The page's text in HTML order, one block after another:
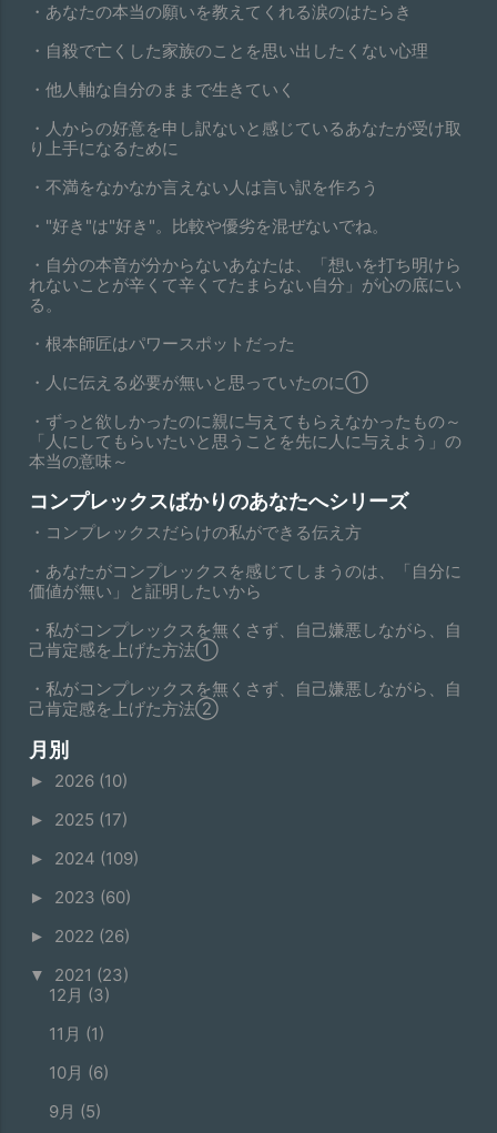
・あなたの本当の願いを教えてくれる涙のはたらき
・自殺で亡くした家族のことを思い出したくない心理
・他人軸な自分のままで生きていく
・人からの好意を申し訳ないと感じているあなたが受け取
り上手になるために
・不満をなかなか言えない人は言い訳を作ろう
・"好き"は"好き"。比較や優劣を混ぜないでね。
・自分の本音が分からないあなたは、「想いを打ち明けら
れないことが辛くて辛くてたまらない自分」が心の底にい
る。
・根本師匠はパワースポットだった
・人に伝える必要が無いと思っていたのに①
・ずっと欲しかったのに親に与えてもらえなかったもの～
「人にしてもらいたいと思うことを先に人に与えよう」の
本当の意味～
コンプレックスばかりのあなたへシリーズ
・コンプレックスだらけの私ができる伝え方
・あなたがコンプレックスを感じてしまうのは、「自分に
価値が無い」と証明したいから
・私がコンプレックスを無くさず、自己嫌悪しながら、自
己肯定感を上げた方法①
・私がコンプレックスを無くさず、自己嫌悪しながら、自
己肯定感を上げた方法②
月別
► 2026 (10)
► 2025 (17)
► 2024 (109)
► 2023 (60)
► 2022 (26)
▼ 2021 (23)
12月 (3)
11月 (1)
10月 (6)
9月 (5)